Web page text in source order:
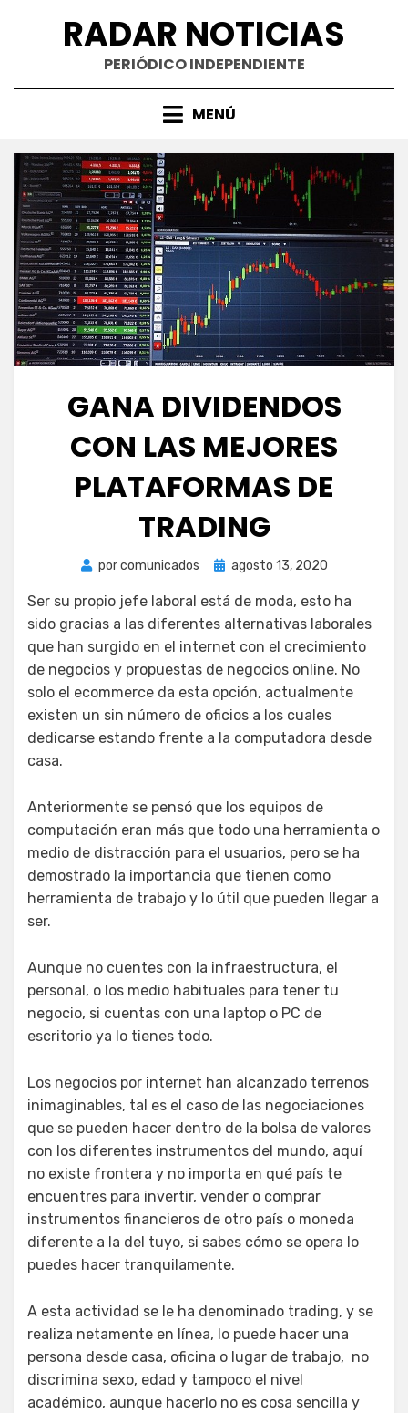
RADAR NOTICIAS
PERIÓDICO INDEPENDIENTE
MENÚ
GANA DIVIDENDOS
CON LAS MEJORES
PLATAFORMAS DE
TRADING
porcomunicados
Publicada
agosto 13, 2020
Ser su propio jefe laboral está de moda, esto ha
sido gracias a las diferentes alternativas laborales
que han surgido en el internet con el crecimiento
de negocios y propuestas de negocios online. No
solo el ecommerce da esta opción, actualmente
existen un sin número de oficios a los cuales
dedicarse estando frente a la computadora desde
casa.
Anteriormente se pensó que los equipos de
computación eran más que todo una herramienta o
medio de distracción para el usuarios, pero se ha
demostrado la importancia que tienen como
herramienta de trabajo y lo útil que pueden llegar a
ser.
Aunque no cuentes con la infraestructura, el
personal, o los medio habituales para tener tu
negocio, si cuentas con una laptop o PC de
escritorio ya lo tienes todo.
Los negocios por internet han alcanzado terrenos
inimaginables, tal es el caso de las negociaciones
que se pueden hacer dentro de la bolsa de valores
con los diferentes instrumentos del mundo, aquí
no existe frontera y no importa en qué país te
encuentres para invertir, vender o comprar
instrumentos financieros de otro país o moneda
diferente a la del tuyo, si sabes cómo se opera lo
puedes hacer tranquilamente.
A esta actividad se le ha denominado trading, y se
realiza netamente en línea, lo puede hacer una
persona desde casa, oficina o lugar de trabajo, no
discrimina sexo, edad y tampoco el nivel
académico, aunque hacerlo no es cosa sencilla y